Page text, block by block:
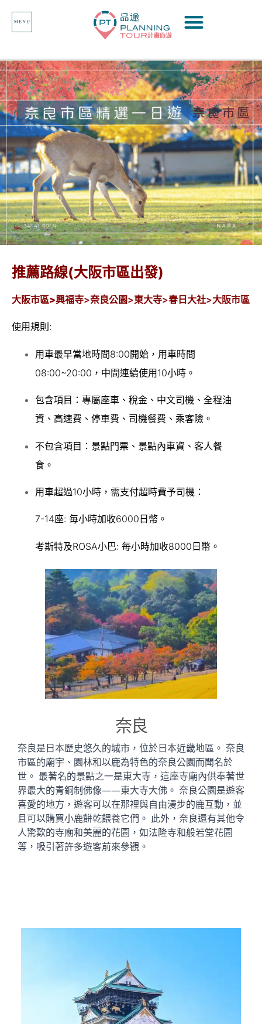
推薦路線(大阪市區出發)
大阪市區>興福寺>奈良公園>東大寺>春日大社>大阪市區
使用規則:
用車最早當地時間8:00開始，用車時間
08:00~20:00，中間連續使用10小時。
包含項目：專屬座車、稅金、中文司機、全程油
資、高速費、停車費、司機餐費、乘客險。
不包含項目：景點門票、景點內車資、客人餐
食。
用車超過10小時，需支付超時費予司機：
7-14座: 毎小時加收6000日幣。
考斯特及ROSA小巴: 毎小時加收8000日幣。
奈良
奈良是日本歷史悠久的城市，位於日本近畿地區。 奈良
市區的廟宇、園林和以鹿為特色的奈良公園而聞名於
世。 最著名的景點之一是東大寺，這座寺廟內供奉著世
界最大的青銅制佛像——東大寺大佛。 奈良公園是遊客
喜愛的地方，遊客可以在那裡與自由漫步的鹿互動，並
且可以購買小鹿餅乾餵養它們。 此外，奈良還有其他令
人驚歎的寺廟和美麗的花園，如法隆寺和般若堂花園
等，吸引著許多遊客前來參觀。